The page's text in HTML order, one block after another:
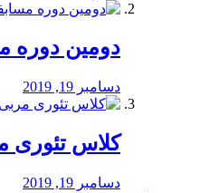
دومین دوره
دسامبر 19, 2019
کلاس تئوری
دسامبر 19, 2019